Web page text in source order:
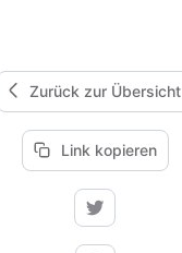
Zurück zur Übersicht
Link kopieren